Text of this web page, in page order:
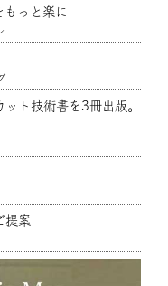
っと楽に
ト技術書を3冊出版。
提案